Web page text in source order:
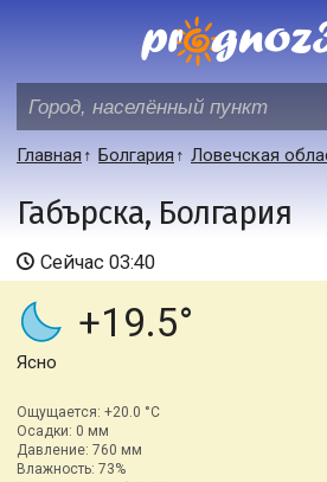
Главная Болгария Ловечская
Габърска, Болгария
Сейчас 03:40
+19.5
Ясно
Ощущается: +20.0 °C
Осадки: 0 мм
Давление: 760 мм
Влажность: 73%